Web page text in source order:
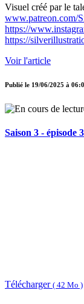
Visuel créé par le
www.patreon.com/
https://
https://
Voir l'article
Publié le 19/06/2025 à
Saison 3 - épisode
Télécharger ( 42 Mo )